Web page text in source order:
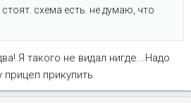
схема есть. не думаю, что
Я такого не видал нигде...Надо
прикупить.